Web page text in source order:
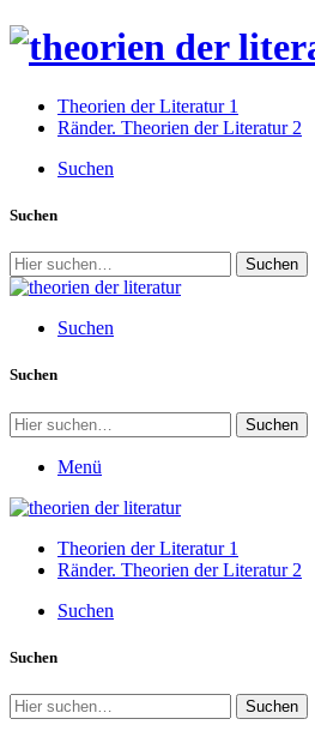
Theorien der Literatur 1
Ränder. Theorien der Literatur 2
Suchen
Suchen
Suchen
Suchen
Suchen
Suchen
Menü
Theorien der Literatur 1
Ränder. Theorien der Literatur 2
Suchen
Suchen
Suchen